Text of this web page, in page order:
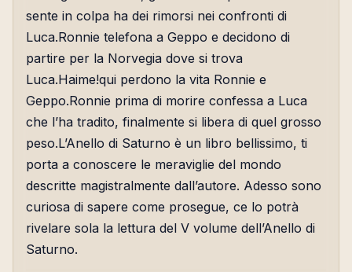
sente in colpa ha dei rimorsi nei confronti di
Luca.Ronnie telefona a Geppo e decidono di
partire per la Norvegia dove si trova
Luca.Haime!qui perdono la vita Ronnie e
Geppo.Ronnie prima di morire confessa a Luca
che l’ha tradito, finalmente si libera di quel grosso
peso.L’Anello di Saturno è un libro bellissimo, ti
porta a conoscere le meraviglie del mondo
descritte magistralmente dall’autore. Adesso sono
curiosa di sapere come prosegue, ce lo potrà
rivelare sola la lettura del V volume dell’Anello di
Saturno.